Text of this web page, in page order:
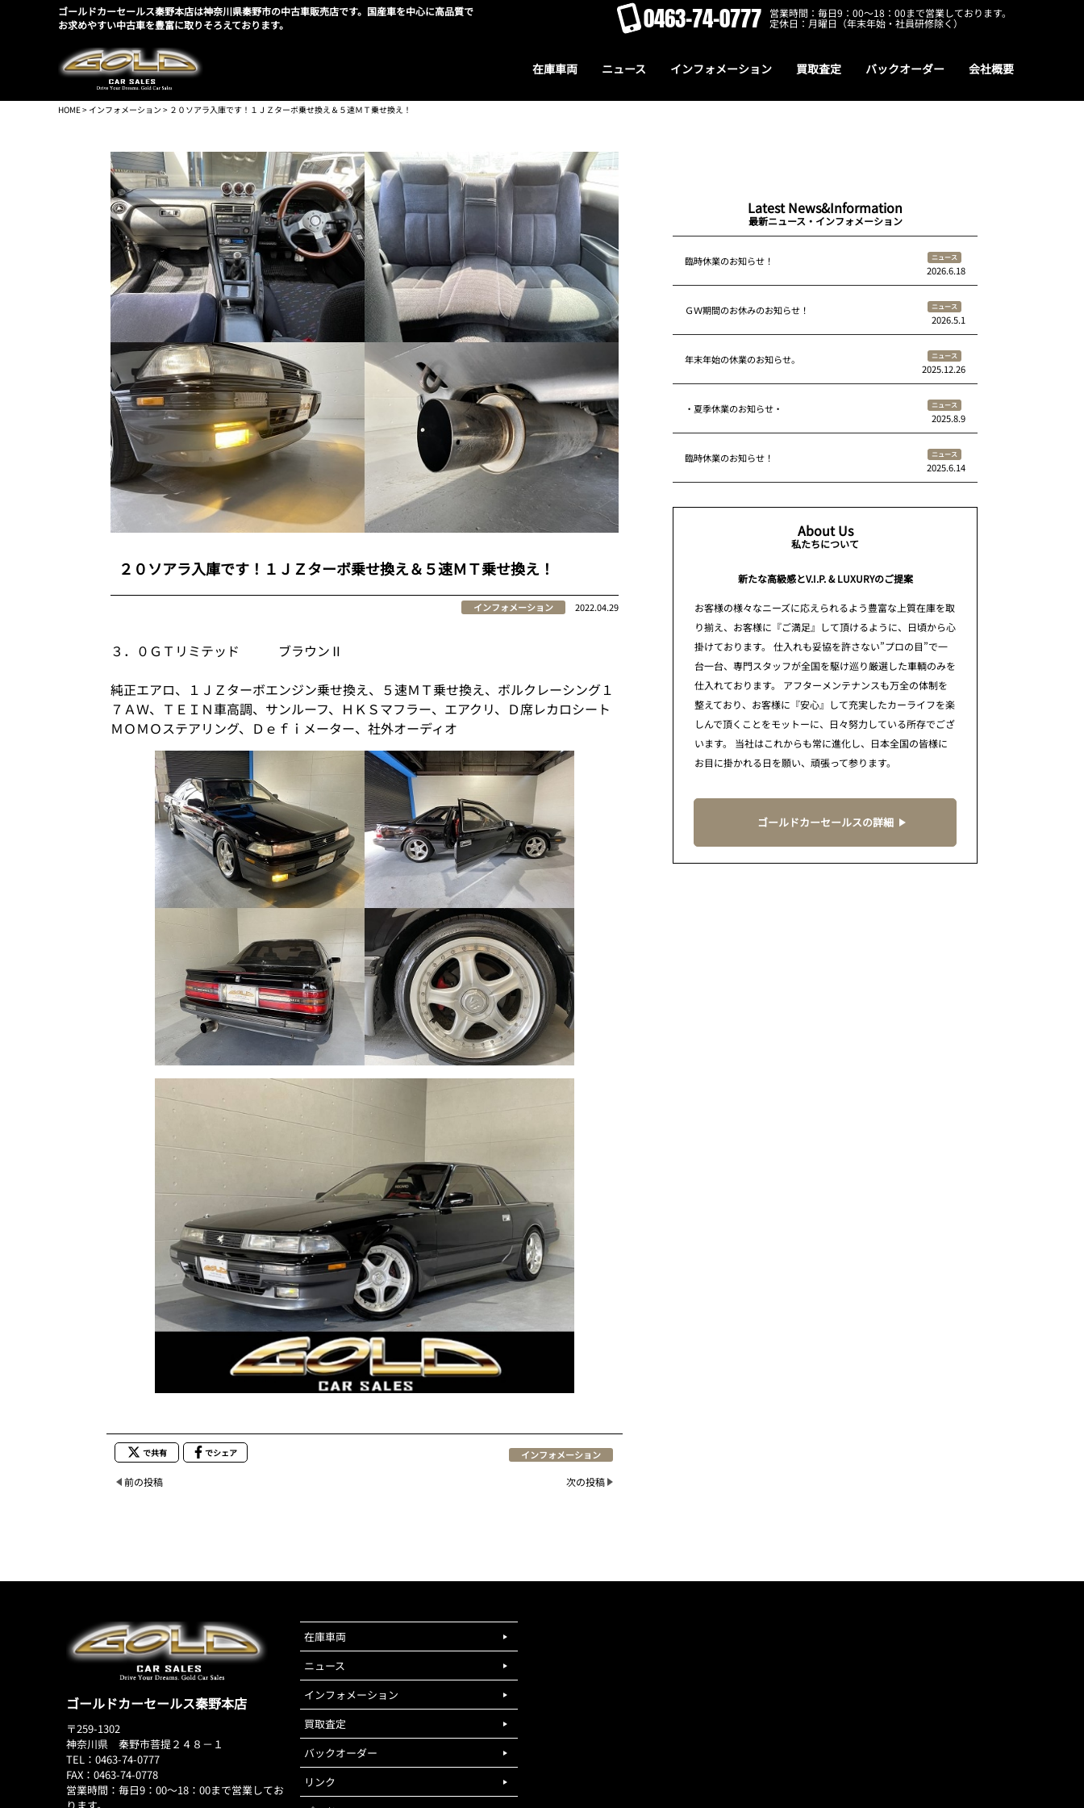
ゴールドカーセールス秦野本店は神奈川県秦野市の中古車販売店です。国産車を中心に高品質で
お求めやすい中古車を豊富に取りそろえております。
0463-74-0777 営業時間：毎日9：00～18：00まで営業しております。
定休日：月曜日（年末年始・社員研修除く）
在庫車両 ニュース インフォメーション 買取査定 バックオーダー 会社概要
HOME> インフォメーション > ２０ソアラ入庫です！１ＪＺターボ乗せ換え＆５速ＭＴ乗せ換え！
２０ソアラ入庫です！１ＪＺターボ乗せ換え＆５速ＭＴ乗せ換え！
インフォメーション 2022.04.29
３．０ＧＴリミテッド ブラウンⅡ
純正エアロ、１ＪＺターボエンジン乗せ換え、５速ＭＴ乗せ換え、ボルクレーシング１
７ＡＷ、ＴＥＩＮ車高調、サンルーフ、ＨＫＳマフラー、エアクリ、Ｄ席レカロシート
ＭＯＭＯステアリング、Ｄｅｆｉメーター、社外オーディオ
で共有 でシェア インフォメーション
前の投稿 次の投稿
Latest News&Information
最新ニュース・インフォメーション
臨時休業のお知らせ！ ニュース
2026.6.18
ＧＷ期間のお休みのお知らせ！ ニュース
2026.5.1
年末年始の休業のお知らせ。 ニュース
2025.12.26
・夏季休業のお知らせ・ ニュース
2025.8.9
臨時休業のお知らせ！ ニュース
2025.6.14
About Us
私たちについて
新たな高級感とV.I.P. & LUXURYのご提案
お客様の様々なニーズに応えられるよう豊富な上質在庫を取
り揃え、お客様に『ご満足』して頂けるように、日頃から心
掛けております。 仕入れも妥協を許さない”プロの目”で一
台一台、専門スタッフが全国を駆け巡り厳選した車輌のみを
仕入れております。 アフターメンテナンスも万全の体制を
整えており、お客様に『安心』して充実したカーライフを楽
しんで頂くことをモットーに、日々努力している所存でござ
います。 当社はこれからも常に進化し、日本全国の皆様に
お目に掛かれる日を願い、頑張って参ります。
ゴールドカーセールスの詳細
ゴールドカーセールス秦野本店
〒259-1302
神奈川県 秦野市菩提２４８－１
TEL：0463-74-0777
FAX：0463-74-0778
営業時間：毎日9：00～18：00まで営業してお
在庫車両
ニュース
インフォメーション
買取査定
バックオーダー
リンク